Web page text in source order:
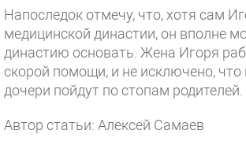
Напоследок отмечу, что, хотя сам
медицинской династии, он вполне
династию основать. Жена Игоря
скорой помощи, и не исключено, что
дочери пойдут по стопам родителей.
Автор статьи: Алексей Самаев